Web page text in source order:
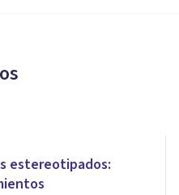
estereotipados: